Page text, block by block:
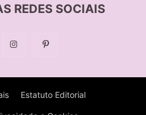
REDES SOCIAIS
Estatuto Editorial